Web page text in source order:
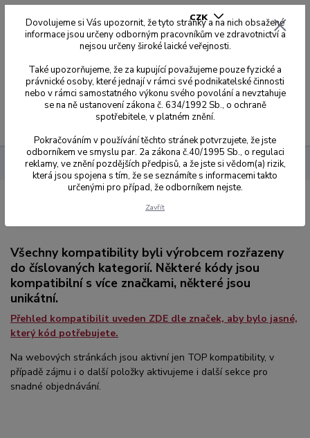
CZK
0,00 Kč
Dynamic Abutment Solution Přehled kompatibilit dle kódů
Přehled kompatibilit dle kódů
Všechny kompatibility byli výrobcem rozřazeny
do číslovaných kategorií. Některé kódy jsou
kompatibilní s více značkami, některé jsou
unikátní.
Přehled kompatibilit uveden ZDE dle značek, aby bylo jasné,
který kód potřebujete.
Na webových stránkách jsou aktivní jen TOP kompatibility, v
případě zájmu i o další položky aktivujeme i další sekce pro
snadné objednávání.
Dovolujeme si Vás upozornit, že tyto stránky a na nich obsažené
informace jsou určeny odborným pracovníkům ve zdravotnictví a
nejsou určeny široké laické veřejnosti.
Také upozorňujeme, že za kupující považujeme pouze fyzické a
právnické osoby, které jednají v rámci své podnikatelské činnosti
nebo v rámci samostatného výkonu svého povolání a nevztahuje
se na ně ustanovení zákona č. 634/1992 Sb., o ochraně
spotřebitele, v platném znění.
Pokračováním v používání těchto stránek potvrzujete, že jste
odborníkem ve smyslu par. 2a zákona č.40/1995 Sb., o regulaci
reklamy, ve znění pozdějších předpisů, a že jste si vědom(a) rizik,
která jsou spojena s tím, že se seznámíte s informacemi takto
určenými pro případ, že odborníkem nejste.
Zavřít